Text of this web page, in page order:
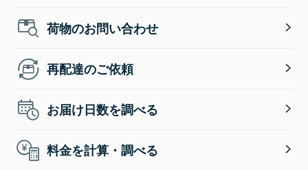
荷物のお問い合わせ
再配達のご依頼
お届け日数を調べる
料金を計算・調べる